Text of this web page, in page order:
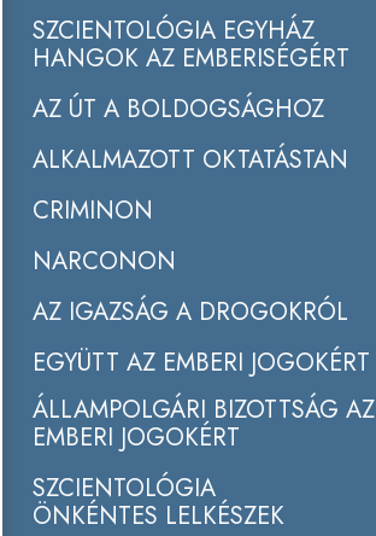
SZCIENTOLÓGIA EGYHÁZ
HANGOK AZ EMBERISÉGÉRT
AZ ÚT A BOLDOGSÁGHOZ
ALKALMAZOTT OKTATÁSTAN
CRIMINON
NARCONON
AZ IGAZSÁG A DROGOKRÓL
EGYÜTT AZ EMBERI JOGOKÉRT
ÁLLAMPOLGÁRI BIZOTTSÁG AZ
EMBERI JOGOKÉRT
SZCIENTOLÓGIA
ÖNKÉNTES LELKÉSZEK